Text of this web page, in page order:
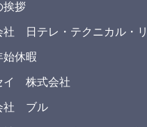
挨拶
社 日テレ・テクニカル・
始休暇
イ 株式会社
社 ブル